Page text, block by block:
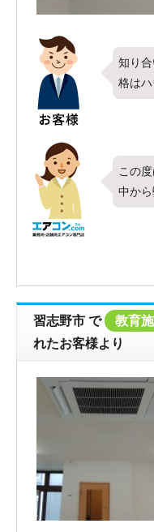
知り
格はハ
ネッ
かっ
この
中から
とう
1方
様に
ず申し
で、工
員ひ
心が
足頂
させ
しょ
非エ
習志野市 で 教育
れたお客様より